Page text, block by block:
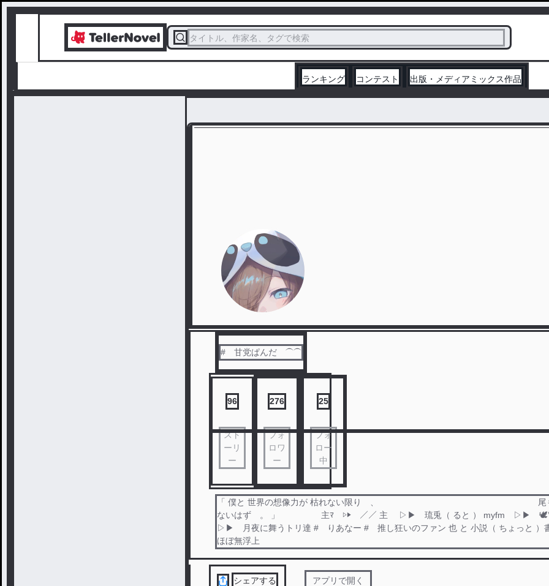
タイトル、作家名、タグで検索
ランキング コンテスト 出版・メディアミックス作品
# 甘党ぱんだ ⏜⏜
96
スト
ーリ
ー
276
フォ
ロワ
ー
25
フォ
ロー
中
「 僕と 世界の想像力が 枯れない限り 、 尾も白
ないはず 。 」 主ﾏ ▷▶ ／／ 主 ▷▶ 琉兎（ ると ） myfm ▷▶
▷▶ 月夜に舞うトリ達 # りあなー # 推し狂いのファン 也 と 小説（ ちょっと ）
ほぼ無浮上
シェアする アプリで開く